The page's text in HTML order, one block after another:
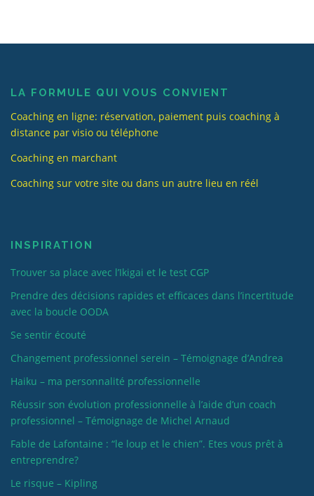
LA FORMULE QUI VOUS CONVIENT
Coaching en ligne: réservation, paiement puis coaching à
distance par visio ou téléphone
Coaching en marchant
Coaching sur votre site ou dans un autre lieu en réél
INSPIRATION
Trouver sa place avec l’Ikigai et le test CGP
Prendre des décisions rapides et efficaces dans l’incertitude
avec la boucle OODA
Se sentir écouté
Changement professionnel serein – Témoignage d’Andrea
Haiku – ma personnalité professionnelle
Réussir son évolution professionnelle à l’aide d’un coach
professionnel – Témoignage de Michel Arnaud
Fable de Lafontaine : “le loup et le chien”. Etes vous prêt à
entreprendre?
Le risque – Kipling